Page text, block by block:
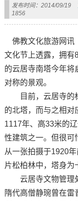
发布时间：2014/09/19
1856
佛教文化旅游网讯
文化节上透露，拥有
的云居寺南塔今年将
对称的景观。
目前，云居寺的标
的北塔，而与之相对
1117年、高33米的
性建筑之一。但很可
从一张拍摄于1920
片松柏林中，塔身为
云居寺文物管理处
隋代高僧静琬曾在